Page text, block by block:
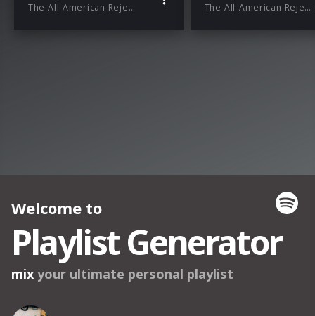
The All-American Rejects The All-American Rejects